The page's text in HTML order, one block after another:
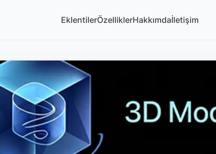
EklentilerÖzelliklerHakkımdaİletişim